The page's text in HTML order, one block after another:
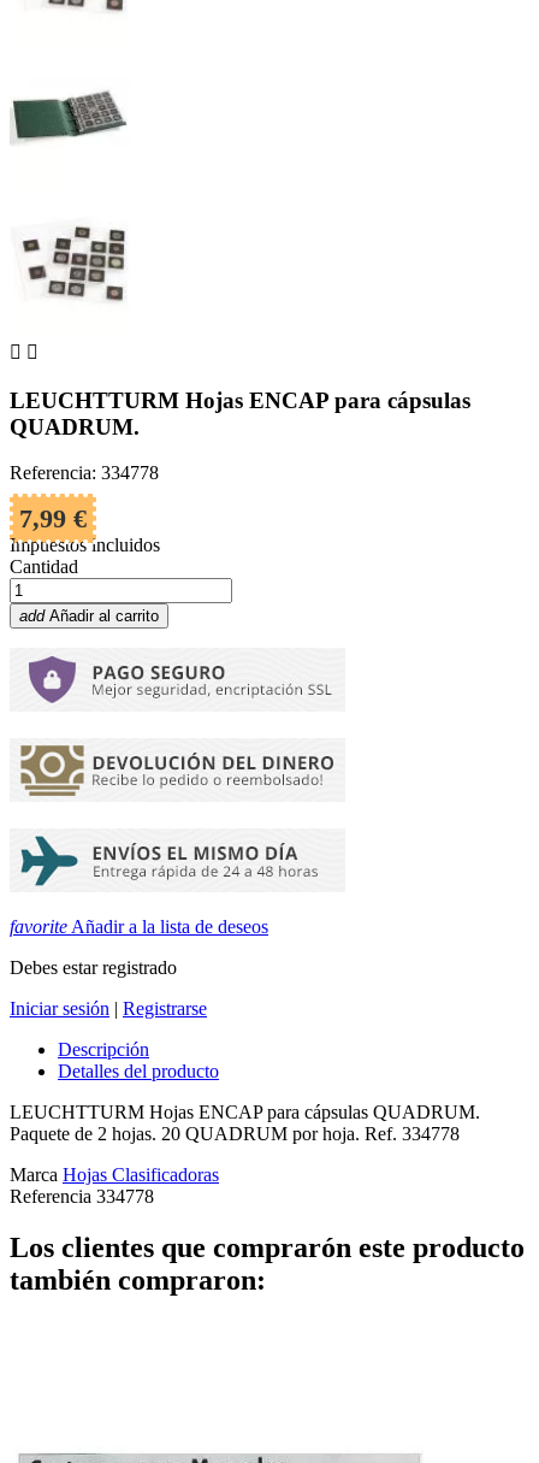
 
LEUCHTTURM Hojas ENCAP para cápsulas
QUADRUM.
Referencia: 334778
7,99 €
Impuestos incluidos
Cantidad
add Añadir al carrito
favorite Añadir a la lista de deseos
Debes estar registrado
Iniciar sesión | Registrarse
Descripción
Detalles del producto
LEUCHTTURM Hojas ENCAP para cápsulas QUADRUM.
Paquete de 2 hojas. 20 QUADRUM por hoja. Ref. 334778
Marca Hojas Clasificadoras
Referencia 334778
Los clientes que comprarón este producto
también compraron: